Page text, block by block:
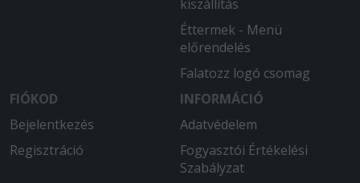
kiszállítás
Éttermek - Menü
előrendelés
Falatozz logó csomag
FIÓKOD
Bejelentkezés
Regisztráció
INFORMÁCIÓ
Adatvédelem
Fogyasztói Értékelési
Szabályzat